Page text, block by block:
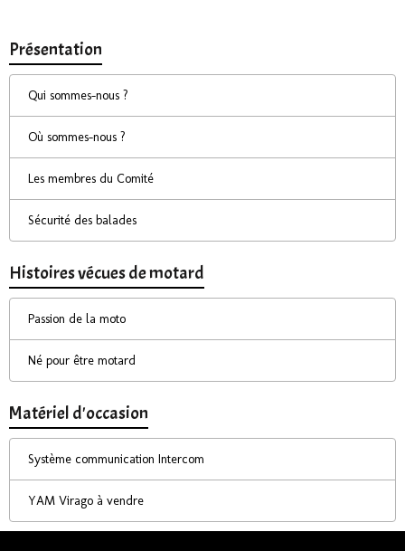
Présentation
Qui sommes-nous ?
Où sommes-nous ?
Les membres du Comité
Sécurité des balades
Histoires vécues de motard
Passion de la moto
Né pour être motard
Matériel d'occasion
Système communication Intercom
YAM Virago à vendre